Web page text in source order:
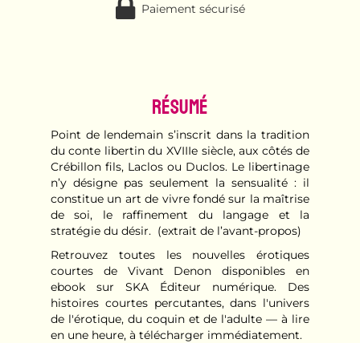
Paiement sécurisé
Résumé
Point de lendemain s’inscrit dans la tradition
du conte libertin du XVIIIe siècle, aux côtés de
Crébillon fils, Laclos ou Duclos. Le libertinage
n’y désigne pas seulement la sensualité : il
constitue un art de vivre fondé sur la maîtrise
de soi, le raffinement du langage et la
stratégie du désir. (extrait de l’avant-propos)
Retrouvez toutes les nouvelles érotiques
courtes de Vivant Denon disponibles en
ebook sur SKA Éditeur numérique. Des
histoires courtes percutantes, dans l'univers
de l'érotique, du coquin et de l'adulte — à lire
en une heure, à télécharger immédiatement.